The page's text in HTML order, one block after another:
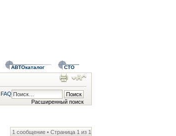
АВТОкаталог СТО
Расширенный поиск
FAQ
1 сообщение • Страница 1 из 1